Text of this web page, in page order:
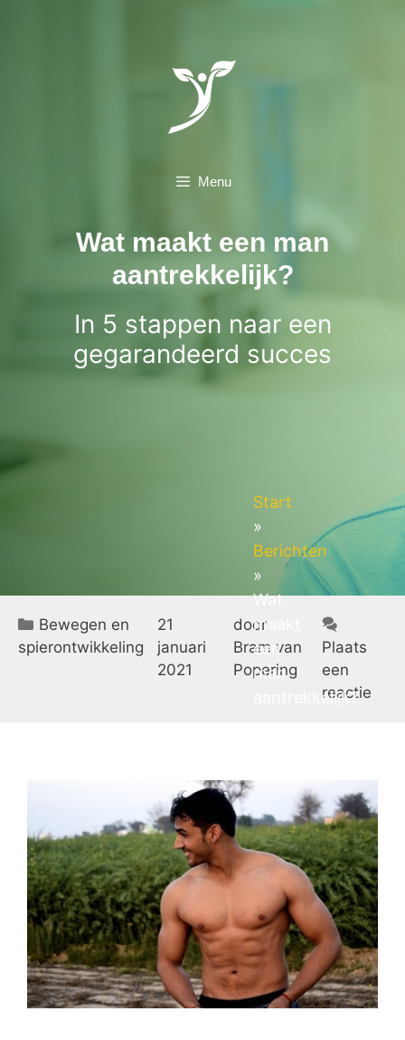
Menu
Start
»
Berichten
»
Wat
maakt
een
man
aantrekkelijk?
Wat maakt een man
aantrekkelijk?
In 5 stappen naar een
gegarandeerd succes
Categorieën
Bewegen en
spierontwikkeling
21
januari
2021
door
Bram van
Popering
Plaats
een
reactie